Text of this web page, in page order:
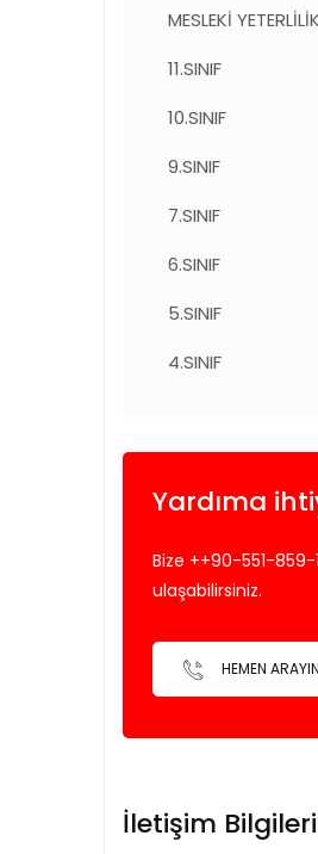
MESLEKİ YETERLİLİK
11.SINIF
10.SINIF
9.SINIF
7.SINIF
6.SINIF
5.SINIF
4.SINIF
Yardıma
Bize ++90-551-
ulaşabilirsiniz.
HEMEN ARAYIN
İletişim